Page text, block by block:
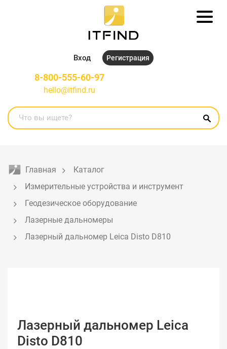
Вход Регистрация
8-800-555-60-97
hello@itfind.ru
Главная
Каталог
Измерительные устройства и инструмент
Геодезическое оборудование
Лазерные дальномеры
Лазерный дальномер Leica Disto D810
Лазерный дальномер Leica
Disto D810